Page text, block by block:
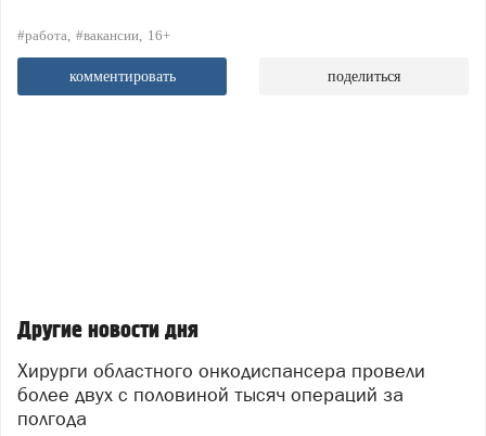
#работа #вакансии 16+
комментировать поделиться
Другие новости дня
Хирурги областного онкодиспансера провели
более двух с половиной тысяч операций за
полгода